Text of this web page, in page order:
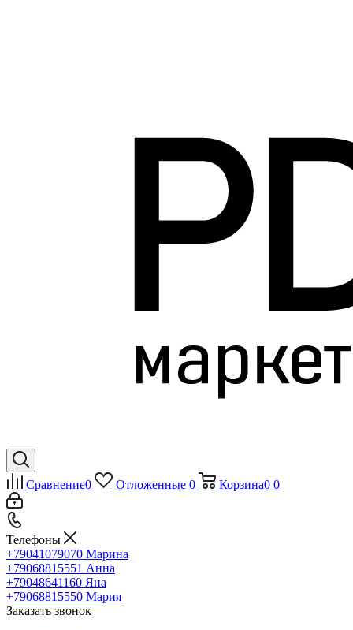
Сравнение0 Отложенные 0 Корзина0 0
Телефоны
+79041079070 Марина
+79068815551 Анна
+79048641160 Яна
+79068815550 Мария
Заказать звонок